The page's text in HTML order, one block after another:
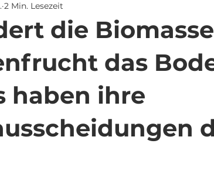
die
das
haben ihre
2 Min. Lesezeit